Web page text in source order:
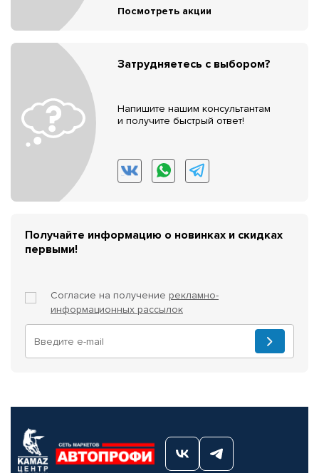
Посмотреть акции
Затрудняетесь с выбором?
Напишите нашим консультантам
и получите быстрый ответ!
Получайте информацию о новинках и скидках
первыми!
Согласие на получение рекламно-
информационных рассылок